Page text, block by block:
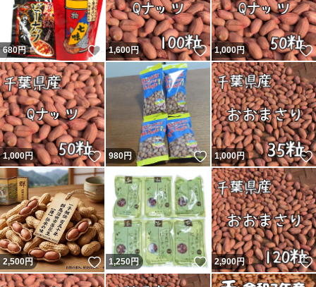
680円 いいね！
1,600円 いいね！
1,000円
1,000円 いいね！
980円 いいね！
1,000円
2,500円 いいね！
1,250円 いいね！
2,900円